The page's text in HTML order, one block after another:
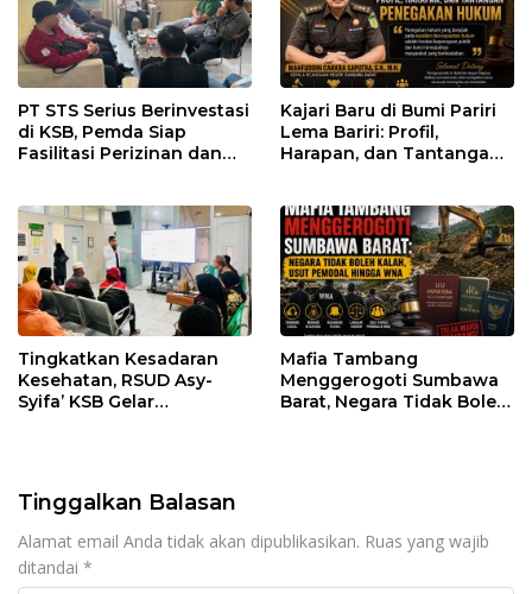
PT STS Serius Berinvestasi
di KSB, Pemda Siap
Fasilitasi Perizinan dan
Kajari Baru di Bumi Pariri
Lema Bariri: Profil,
Harapan, dan Tantangan
Tingkatkan Kesadaran
Kesehatan, RSUD Asy-
Syifa’ KSB Gelar
Mafia Tambang
Menggerogoti Sumbawa
Barat, Negara Tidak Boleh
Tinggalkan Balasan
Alamat email Anda tidak akan dipublikasikan. Ruas yang wajib
ditandai *